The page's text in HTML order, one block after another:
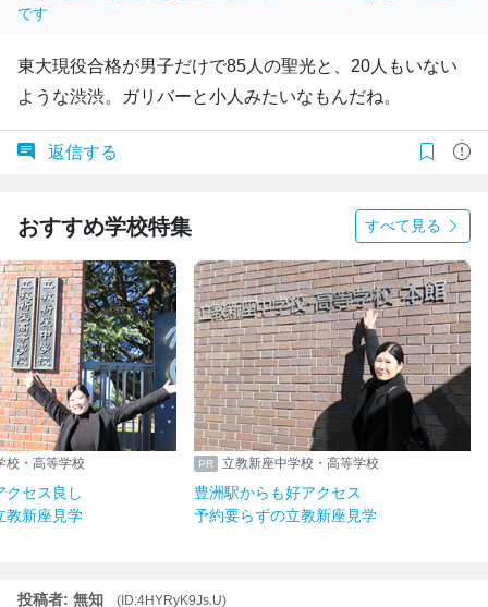
です
東大現役合格が男子だけで85人の聖光と、20人もいない
ような渋渋。ガリバーと小人みたいなもんだね。
返信する
おすすめ学校特集 すべて見る
校・高等学校
クセス良し
教新座見学
立教新座中学校・高等学校
豊洲駅からも好アクセス
予約要らずの立教新座見学
投稿者: 無知
(ID:4HYRyK9Js.U)